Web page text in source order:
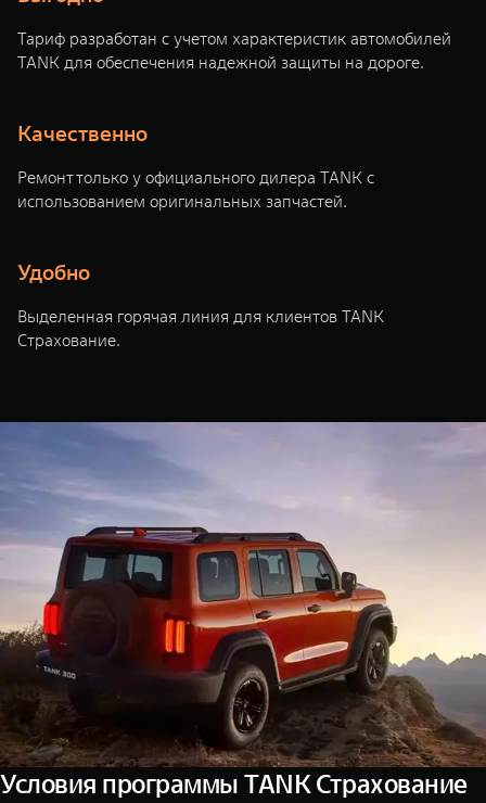
Расширяя границы комфорта
от 6 149 000 ₽
Эстетика
от 5 699
Масштаб возможностей
от 6 449 000 ₽
Масштаб
Тариф разработан с учетом характеристик автомобилей
TANK для обеспечения надежной защиты на дороге.
Качественно
Ремонт только у официального дилера TANK с
использованием оригинальных запчастей.
Удобно
Выделенная горячая линия для клиентов TANK
Страхование.
Условия программы TANK Страхование